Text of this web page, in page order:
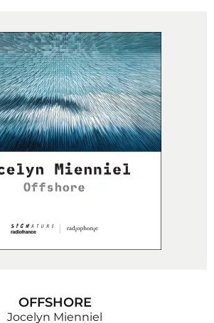
OFFSHORE
Jocelyn Mienniel